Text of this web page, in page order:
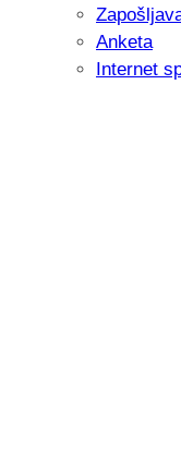
Anketa
Internet